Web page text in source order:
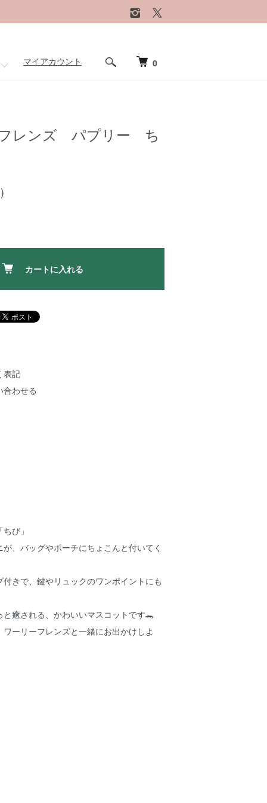
マイアカウント 0
レンズ パプリー ち
カートに入れる
表記
合わせる
び」
、バッグやポーチにちょこんと付いてく
きで、鍵やリュックのワンポイントにも
癒される、かわいいマスコットです🐊
ーリーフレンズと一緒にお出かけしよ